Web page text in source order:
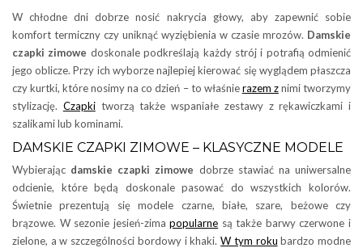
W chłodne dni dobrze nosić nakrycia głowy, aby zapewnić sobie
komfort termiczny czy uniknąć wyziębienia w czasie mrozów. Damskie
czapki zimowe doskonale podkreślają każdy strój i potrafią odmienić
jego oblicze. Przy ich wyborze najlepiej kierować się wyglądem płaszcza
czy kurtki, które nosimy na co dzień – to właśnierazem znimi tworzymy
stylizację. Czapkitworzą także wspaniałe zestawy z rękawiczkami i
szalikami lub kominami.
DAMSKIE CZAPKI ZIMOWE – KLASYCZNE MODELE
Wybierając damskie czapki zimowe dobrze stawiać na uniwersalne
odcienie, które będą doskonale pasować do wszystkich kolorów.
Świetnie prezentują się modele czarne, białe, szare, beżowe czy
brązowe. W sezonie jesień-zimapopularne są także barwy czerwone i
zielone, a w szczególności bordowy i khaki.W tym roku bardzo modne